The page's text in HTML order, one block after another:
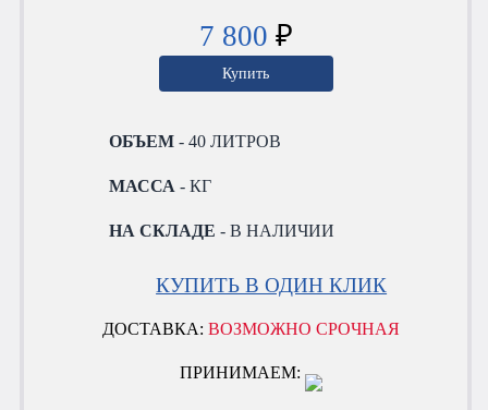
7 800 ₽
Купить
ОБЪЕМ - 40 ЛИТРОВ
МАССА - КГ
НА СКЛАДЕ - В НАЛИЧИИ
КУПИТЬ В ОДИН КЛИК
ДОСТАВКА:ВОЗМОЖНО СРОЧНАЯ
ПРИНИМАЕМ: